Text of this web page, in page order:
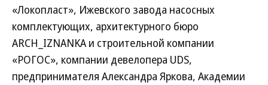
«Локопласт», Ижевского завода насосных
комплектующих, архитектурного бюро
ARCH_IZNANKA и строительной компании
«РОГОС», компании девелопера UDS,
предпринимателя Александра Яркова, Академии